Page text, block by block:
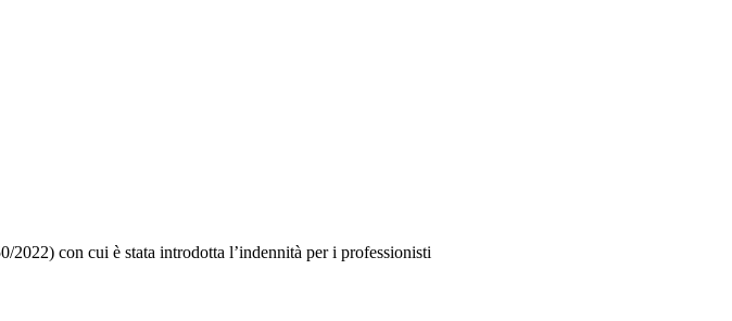
con cui è stata introdotta l’indennità per i professionisti